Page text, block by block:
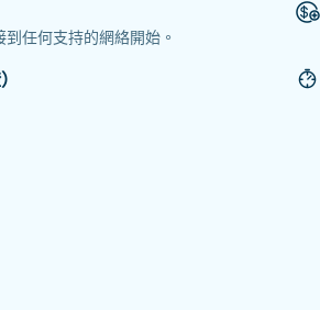
任何支持的網絡開始。